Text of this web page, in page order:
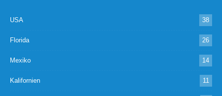
USA 38
Florida 26
Mexiko 14
Kalifornien 11